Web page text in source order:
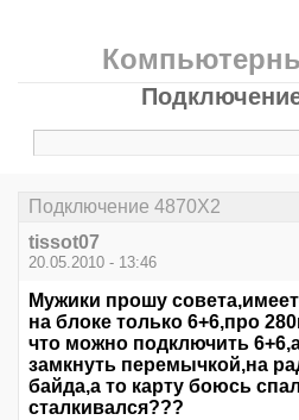
Подключение 4870Х2
tissot07
20.05.2010 - 13:46
Мужики прошу
на блоке только 6+6,про
что можно подключить
замкнуть перемычкой,на
байда,а то карту боюсь
сталкивался???